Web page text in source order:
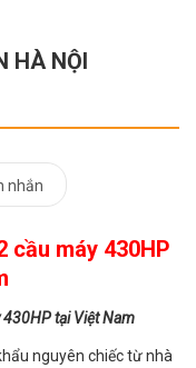
HÀ NỘI
nhắn
cầu máy 430HP
430HP tại Việt Nam
nguyên chiếc từ nhà